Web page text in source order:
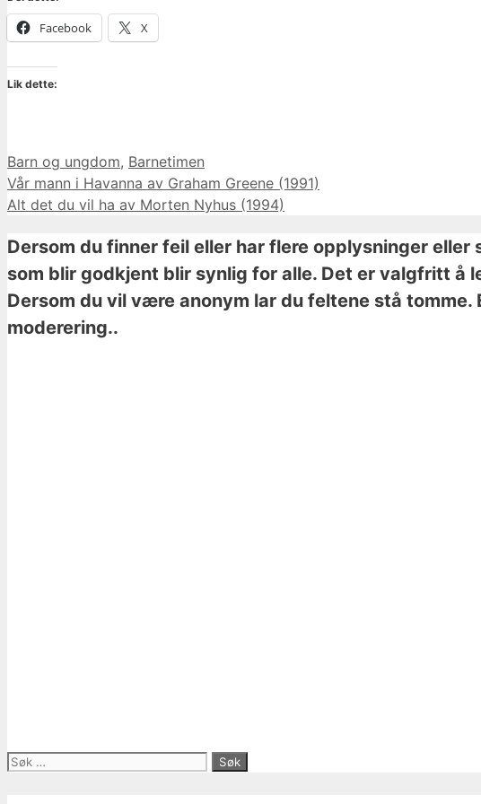
Facebook X
Lik dette:
Kategorier
Barn og ungdom, Barnetimen
Vår mann i Havanna av Graham Greene (1991)
Alt det du vil ha av Morten Nyhus (1994)
Dersom du finner feil eller har flere opplysninger
som blir godkjent blir synlig for alle. Det er valgfritt å
Dersom du vil være anonym lar du feltene stå
moderering..
Søk